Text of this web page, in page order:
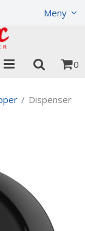
Meny
0
/ Dispenser